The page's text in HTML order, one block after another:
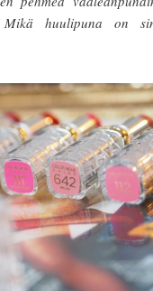
Mikä huulipuna on